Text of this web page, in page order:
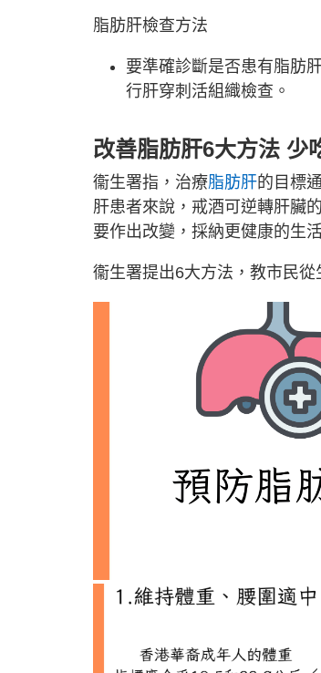
脂肪肝檢查方法
要準確診斷是否患有脂肪
行肝穿刺活組織檢查。
改善脂肪肝6大方法 少
衞生署指，治療脂肪肝的目標
肝患者來說，戒酒可逆轉肝臟
要作出改變，採納更健康的生
衞生署提出6大方法，教市民從